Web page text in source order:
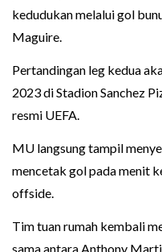
kedudukan melalui gol
Maguire.
Pertandingan leg kedua
2023 di Stadion Sanchez
resmi UEFA.
MU langsung tampil
mencetak gol pada menit
offside.
Tim tuan rumah kembali
sama antara Anthony